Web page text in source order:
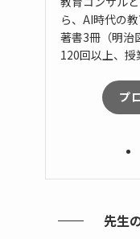
ら、AI時代の
著書3冊（明治
120回以上、授
プ
先生